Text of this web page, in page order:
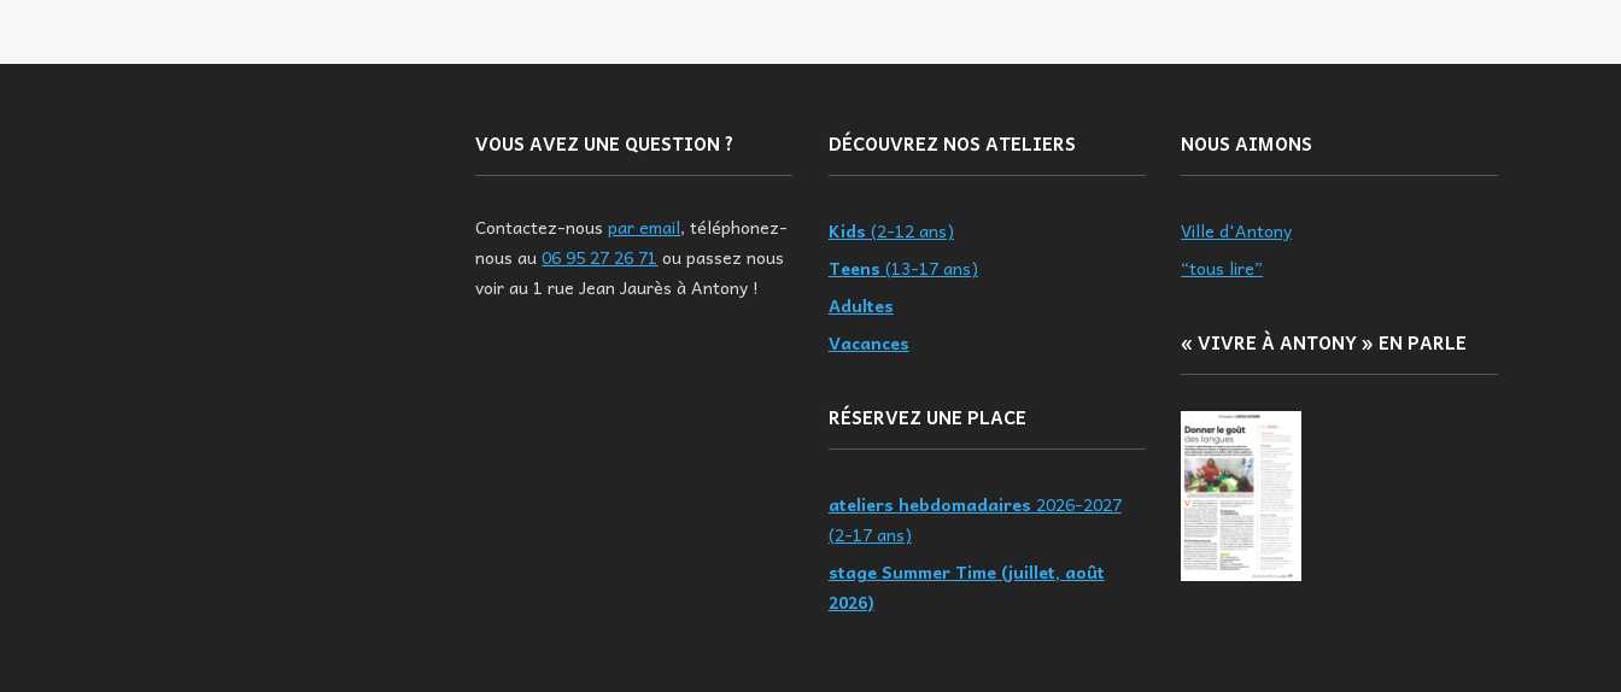
VOUS AVEZ UNE QUESTION ?
Contactez-nouspar email, téléphonez-
nous au06 95 27 26 71 ou passez nous
voir au 1 rue Jean Jaurès à Antony !
DÉCOUVREZ NOS ATELIERS
Kids (2-12 ans)
Teens (13-17 ans)
Adultes
Vacances
RÉSERVEZ UNE PLACE
ateliers hebdomadaires 2026-2027
(2-17 ans)
stage Summer Time (juillet, août
2026)
NOUS AIMONS
Ville d'Antony
“tous lire”
« VIVRE À ANTONY » EN PARLE